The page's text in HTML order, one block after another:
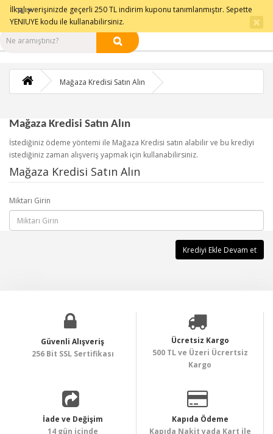
İlk alışverişinizde geçerli 250 TL indirim kuponu tanımlanmıştır. Sepette
YENIUYE kodu ile kullanabilirsiniz.
×
TL 0501 331 9500 Sipariş Takip İletişim
Mağaza Kredisi Satın Alın
Mağaza Kredisi Satın Alın
İstediğiniz ödeme yöntemi ile Mağaza Kredisi satın alabilir ve bu krediyi
istediğiniz zaman alışveriş yapmak için kullanabilirsiniz.
Mağaza Kredisi Satın Alın
Miktarı Girin
Krediyi Ekle Devam et
Güvenli Alışveriş
256 Bit SSL Sertifikası
Ücretsiz Kargo
500 TL ve Üzeri Ücrertsiz
Kargo
İade ve Değişim
14 gün içinde
Kapıda Ödeme
Kapıda Nakit yada Kart ile